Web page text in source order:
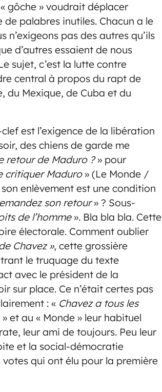
gôche » voudrait déplacer
de palabres inutiles. Chacun a le
pas des autres qu’ils
d’autres essaient de nous
sujet, c’est la lutte contre
central à propos du rapt de
du Mexique, de Cuba et du
est l’exigence de la libération
des chiens de garde me
retour de Maduro ?» pour
critiquer Maduro» (Le Monde /
enlèvement est une condition
son retour» ? Sous-
de l’homme ». Bla bla bla. Cette
électorale. Comment oublier
Chavez », cette grossière
le truquage du texte
avec le président de la
sur place. Ce n’était certes pas
: « Chavez a tous les
et au « Monde » leur habituel
leur ami de toujours. Peu leur
et la social-démocratie
qui ont élu pour la première